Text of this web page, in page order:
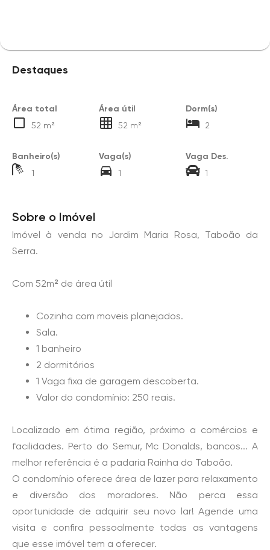
Destaques
Área total
52 m²
Área útil
52 m²
Dorm(s)
2
Banheiro(s)
1
Vaga(s)
1
Vaga Des.
1
Sobre o Imóvel
Imóvel à venda no Jardim Maria Rosa, Taboão da
Serra.
Com 52m² de área útil
Cozinha com moveis planejados.
Sala.
1 banheiro
2 dormitórios
1 Vaga fixa de garagem descoberta.
Valor do condomínio: 250 reais.
Localizado em ótima região, próximo a comércios e
facilidades. Perto do Semur, Mc Donalds, bancos... A
melhor referência é a padaria Rainha do Taboão.
O condomínio oferece área de lazer para relaxamento
e diversão dos moradores. Não perca essa
oportunidade de adquirir seu novo lar! Agende uma
visita e confira pessoalmente todas as vantagens
que esse imóvel tem a oferecer.